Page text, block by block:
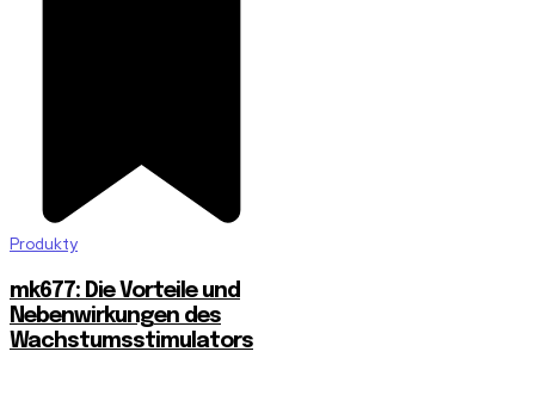
Produkty
mk677: Die Vorteile und
Nebenwirkungen des
Wachstumsstimulators